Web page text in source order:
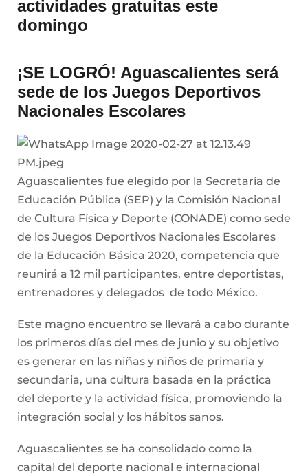
actividades gratuitas este
domingo
¡SE LOGRÓ! Aguascalientes será
sede de los Juegos Deportivos
Nacionales Escolares
Aguascalientes fue elegido por la Secretaría de
Educación Pública (SEP) y la Comisión Nacional
de Cultura Física y Deporte (CONADE) como sede
de los Juegos Deportivos Nacionales Escolares
de la Educación Básica 2020, competencia que
reunirá a 12 mil participantes, entre deportistas,
entrenadores y delegados de todo México.
Este magno encuentro se llevará a cabo durante
los primeros días del mes de junio y su objetivo
es generar en las niñas y niños de primaria y
secundaria, una cultura basada en la práctica
del deporte y la actividad física, promoviendo la
integración social y los hábitos sanos.
Aguascalientes se ha consolidado como la
capital del deporte nacional e internacional